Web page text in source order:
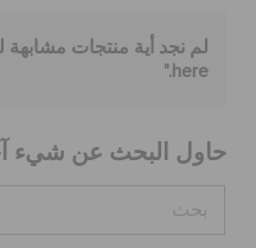
للنساء
أطفال
لم نجد أية منتجات مشابهة
here
."
حاول البحث عن شيء